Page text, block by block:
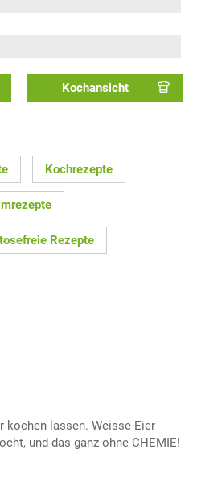
Kochansicht
Kochrezepte
Rezepte
kochen lassen. Weisse Eier
und das ganz ohne CHEMIE!